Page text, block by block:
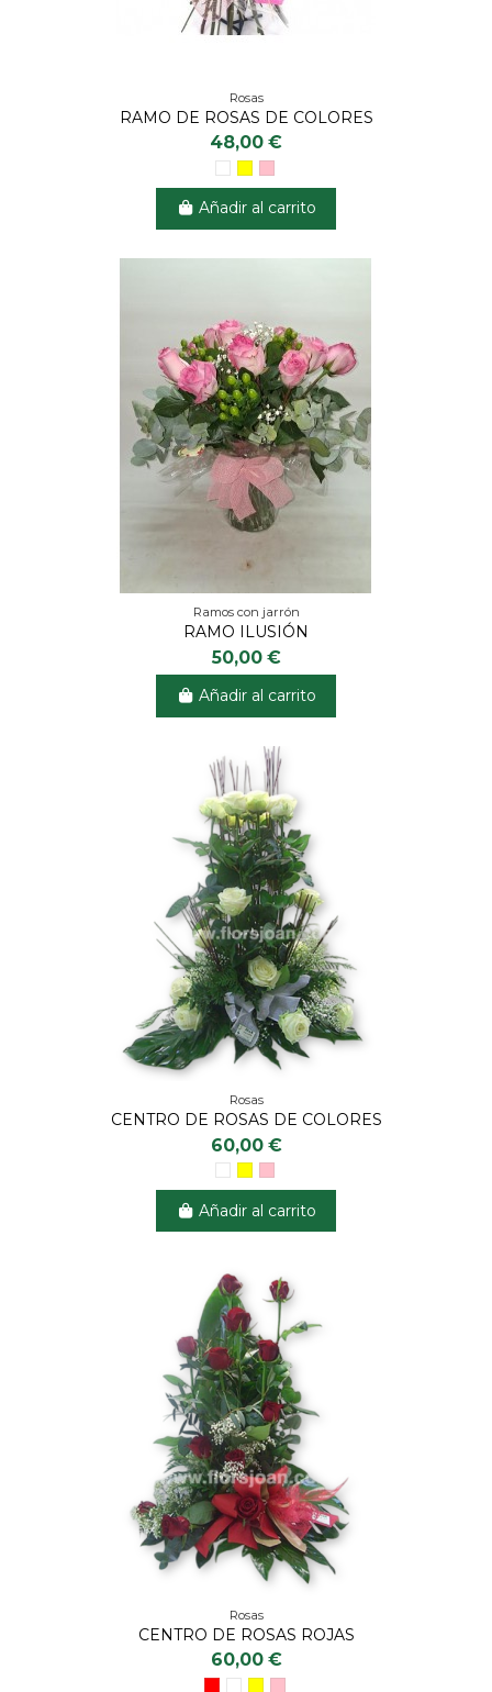
Rosas
RAMO DE ROSAS DE COLORES
48,00 €
Añadir al carrito
Ramos con jarrón
RAMO ILUSIÓN
50,00 €
Añadir al carrito
Rosas
CENTRO DE ROSAS DE COLORES
60,00 €
Añadir al carrito
Rosas
CENTRO DE ROSAS ROJAS
60,00 €